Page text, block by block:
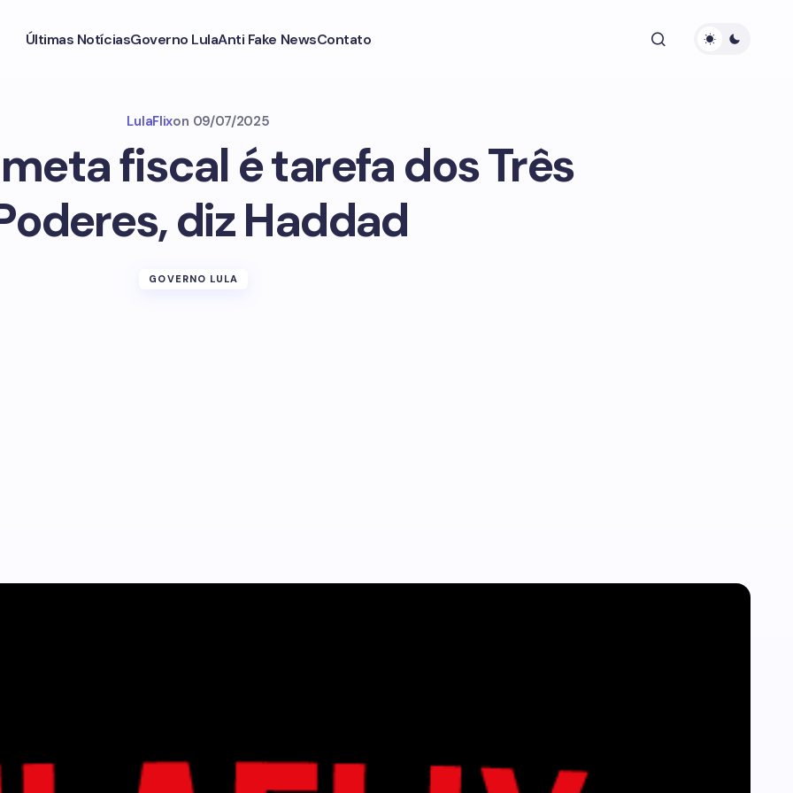
Últimas NotíciasGoverno LulaAnti Fake NewsContato
LulaFlixon 09/07/2025
fiscal é tarefa dos Três
diz Haddad
GOVERNO LULA